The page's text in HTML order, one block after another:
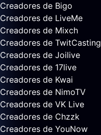
Creadores de Bigo
Creadores de LiveMe
Creadores de Mixch
Creadores de TwitCasting
Creadores de Joilive
Creadores de 17live
Creadores de Kwai
Creadores de NimoTV
Creadores de VK Live
Creadores de Chzzk
Creadores de YouNow